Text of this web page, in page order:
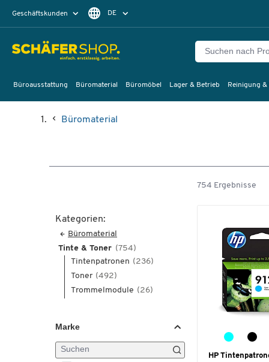
Geschäftskunden DE
Büroausstattung Büromaterial Büromöbel Lager & Betrieb Reinigung &
Büromaterial
Kategorien:
Büromaterial
Tinte & Toner (754)
Tintenpatronen (236)
Toner (492)
Trommelmodule (26)
Marke
754 Ergebnisse
HP